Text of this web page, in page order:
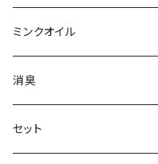
70mL
280mL
レザークリーナー
レザーシャンプー
撥水スプレー
撥水クリーム
ミンクオイル
クリームタイプ
45mL
リキッドタイプ
消臭
靴・ブーツ用
セット